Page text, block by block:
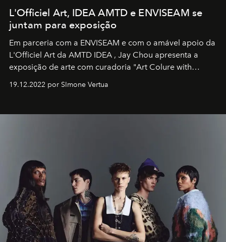
L'Officiel Art, IDEA AMTD e ENVISEAM se
juntam para exposição
Em parceria com a ENVISEAM e com o amável apoio da
L'Officiel Art da AMTD IDEA , Jay Chou apresenta a
exposição de arte com curadoria "Art Colure with
19.12.2022 por SImone Vertua